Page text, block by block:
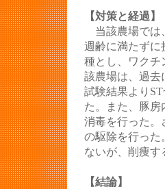
【対策と経過】
当該農場では
週齢に満たずに
種とし、ワクチ
該農場は、過去
試験結果より
た。また、豚房
消毒を行った。
の駆除を行った
ないが、削痩す
【結論】